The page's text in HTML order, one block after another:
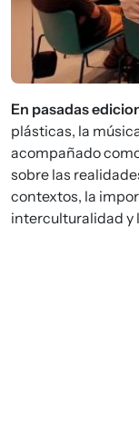
En pasadas
plásticas, la
acompañado
sobre las
contextos, la
interculturalidad y